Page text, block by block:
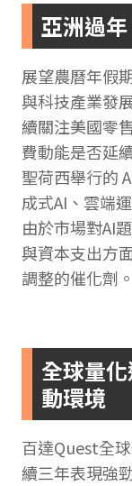
亞洲過
展望農曆年假
與科技產業發
續關注美國零
費動能是否延
聖荷西舉行的
成式AI、雲端
由於市場對AI
與資本支出方
調整的催化劑。
全球量
動環境
百達Quest全
續三年表現強